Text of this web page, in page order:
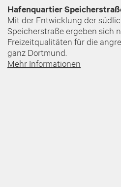
Hafenquartier
Mit der Entwicklung der
Speicherstraße ergeben sich
Freizeitqualitäten für die
ganz Dortmund.
Mehr Informationen